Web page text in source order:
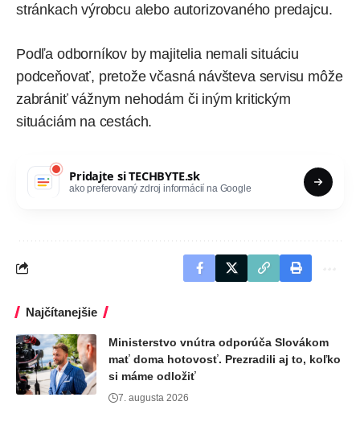
stránkach výrobcu alebo autorizovaného predajcu.
Podľa odborníkov by majitelia nemali situáciu
podceňovať, pretože včasná návšteva servisu môže
zabrániť vážnym nehodám či iným kritickým
situáciám na cestách.
Pridajte siTECHBYTE.sk
ako preferovaný zdroj informácií na Google
Najčítanejšie
Ministerstvo vnútra odporúča Slovákom
mať doma hotovosť. Prezradili aj to, koľko
si máme odložiť
7. augusta 2026